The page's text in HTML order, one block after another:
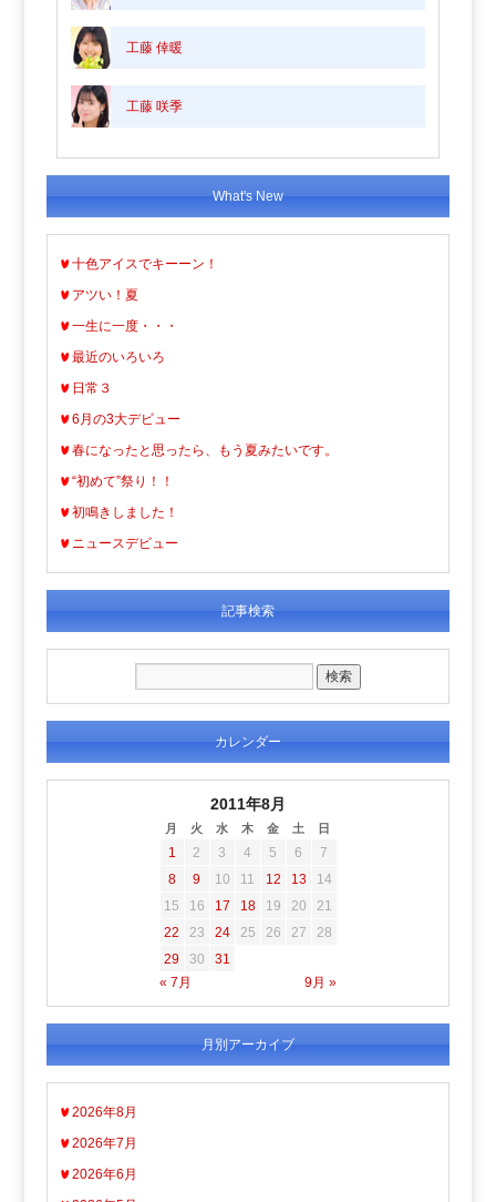
工藤 倖暖
工藤 咲季
What's New
十色アイスでキーーン！
アツい！夏
一生に一度・・・
最近のいろいろ
日常３
6月の3大デビュー
春になったと思ったら、もう夏みたいです。
“初めて”祭り！！
初鳴きしました！
ニュースデビュー
記事検索
カレンダー
2011年8月
月 火 水 木 金 土 日
« 7月 9月 »
1 2 3 4 5 6
7
8
9 10 11 12 13
14
15
16 17 18 19 20
21
22
23 24 25 26 27
28
29
30 31
月別アーカイブ
2026年8月
2026年7月
2026年6月